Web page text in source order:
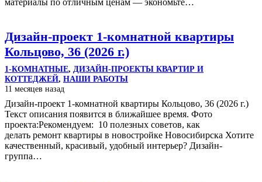
материалы по отличным ценам — экономьте…
Дизайн-проект 1-комнатной квартиры
Кольцово, 36 (2026 г.)
1-КОМНАТНЫЕ, ДИЗАЙН-ПРОЕКТЫ КВАРТИР И
КОТТЕДЖЕЙ, НАШИ РАБОТЫ
11 месяцев назад
Дизайн-проект 1-комнатной квартиры Кольцово, 36 (2026 г.)
Текст описания появится в ближайшее время. Фото
проекта:Рекомендуем: 10 полезных советов, как
делать ремонт квартиры в новостройке Новосибирска Хотите
качественный, красивый, удобный интерьер? Дизайн-
группа…